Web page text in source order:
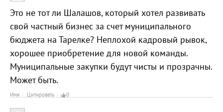
Это не тот ли Шалашов, который хотел развивать
свой частный бизнес за счет муниципального
бюджета на Тарелке? Неплохой кадровый рывок,
хорошее приобретение для новой команды.
Муниципальные закупки будут чисты и прозрачны.
Может быть.
Имя Цитировать 0